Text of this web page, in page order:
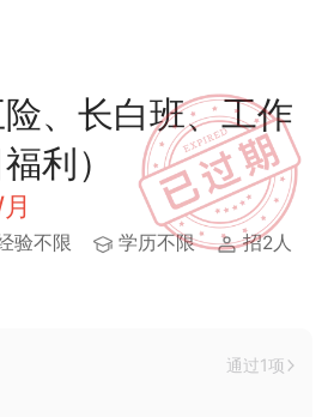
、长白班、工作
利）
验不限 学历不限 招2人
通过1项